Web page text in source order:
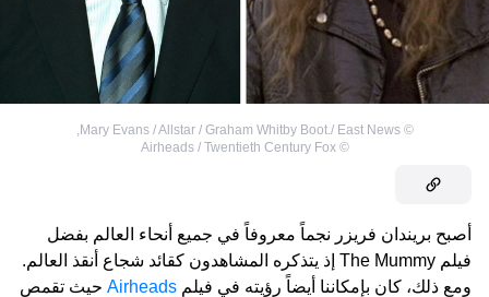
©
Mary Evans / Allstar / Graham Whitby Boot./ East News
,
©
Airheads / Twentieth Century Fox
أصبح بريندان فريزر نجماً معروفاً في جميع أنحاء العالم بفضل
فيلم The Mummy إذ يتذكره المشاهدون كقائد شجاع أنقذ العالم.
ومع ذلك، كان بإمكاننا أيضاً رؤيته في فيلم Airheads حيث تقمص